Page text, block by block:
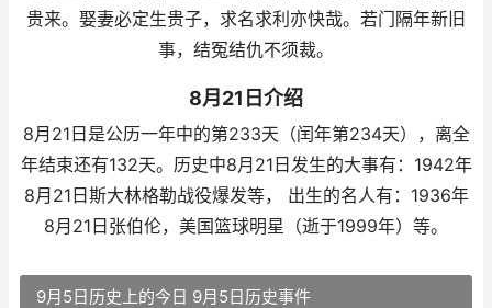
贵来。娶妻必定生贵子，求名求利亦快哉。若门隔年新旧
事，结冤结仇不须裁。
8月21日介绍
8月21日是公历一年中的第233天（闰年第234天），离全
年结束还有132天。历史中8月21日发生的大事有：1942年
8月21日斯大林格勒战役爆发等， 出生的名人有：1936年
8月21日张伯伦，美国篮球明星（逝于1999年）等。
9月5日历史上的今日 9月5日历史事件